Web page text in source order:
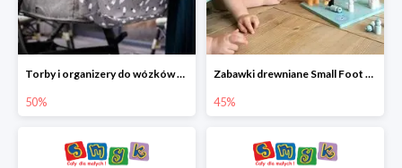
Torby i organizery do wózków w Smyku do -50%
50%
Zabawki drewniane Small Foot do -45%
45%